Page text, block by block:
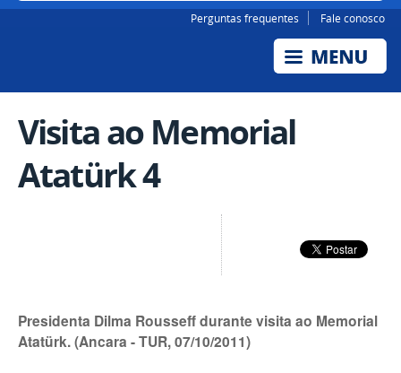
Perguntas frequentes Fale conosco
Visita ao Memorial
Atatürk 4
Presidenta Dilma Rousseff durante visita ao Memorial
Atatürk. (Ancara - TUR, 07/10/2011)